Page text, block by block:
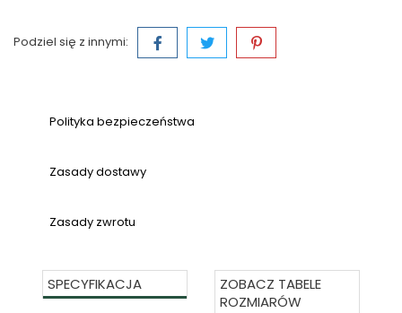
Podziel się z innymi:
Polityka bezpieczeństwa
Zasady dostawy
Zasady zwrotu
SPECYFIKACJA
ZOBACZ TABELE
ROZMIARÓW